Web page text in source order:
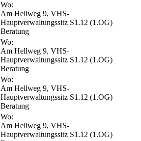
Wo:
Am Hellweg 9, VHS-
Hauptverwaltungssitz S1.12 (1.OG)
Beratung
Wo:
Am Hellweg 9, VHS-
Hauptverwaltungssitz S1.12 (1.OG)
Beratung
Wo:
Am Hellweg 9, VHS-
Hauptverwaltungssitz S1.12 (1.OG)
Beratung
Wo:
Am Hellweg 9, VHS-
Hauptverwaltungssitz S1.12 (1.OG)